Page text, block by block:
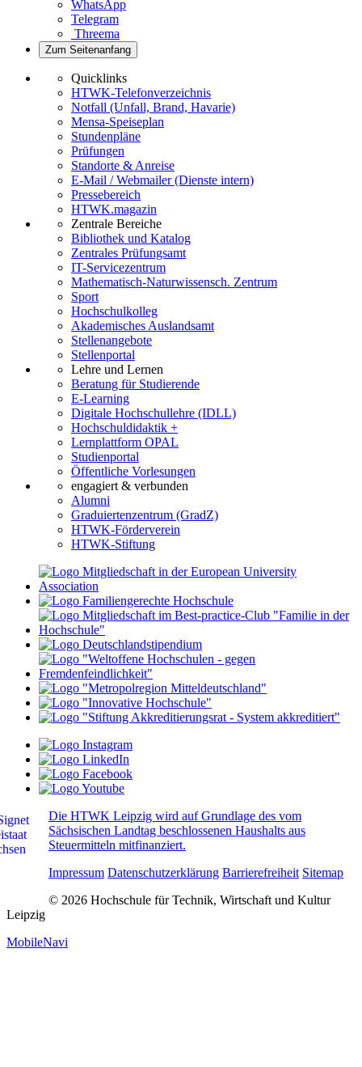
WhatsApp
Telegram
Threema
Zum Seitenanfang
Quicklinks
HTWK-Telefonverzeichnis
Notfall (Unfall, Brand, Havarie)
Mensa-Speiseplan
Stundenpläne
Prüfungen
Standorte & Anreise
E-Mail / Webmailer (Dienste intern)
Pressebereich
HTWK.magazin
Zentrale Bereiche
Bibliothek und Katalog
Zentrales Prüfungsamt
IT-Servicezentrum
Mathematisch-Naturwissensch. Zentrum
Sport
Hochschulkolleg
Akademisches Auslandsamt
Stellenangebote
Stellenportal
Lehre und Lernen
Beratung für Studierende
E-Learning
Digitale Hochschullehre (IDLL)
Hochschuldidaktik +
Lernplattform OPAL
Studienportal
Öffentliche Vorlesungen
engagiert & verbunden
Alumni
Graduiertenzentrum (GradZ)
HTWK-Förderverein
HTWK-Stiftung
Die HTWK Leipzig wird auf Grundlage des vom
Sächsischen Landtag beschlossenen Haushalts aus
Steuermitteln mitfinanziert.
Impressum Datenschutzerklärung Barrierefreiheit Sitemap
© 2026 Hochschule für Technik, Wirtschaft und Kultur
Leipzig
MobileNavi